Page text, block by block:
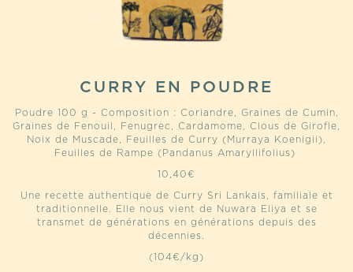
CURRY EN POUDRE
Poudre 100 g - Composition : Coriandre, Graines de Cumin,
Graines de Fenouil, Fenugrec, Cardamome, Clous de Girofle,
Noix de Muscade, Feuilles de Curry (Murraya Koenigii),
Feuilles de Rampe (Pandanus Amaryllifolius)
10,40€
Une recette authentique de Curry Sri Lankais, familiale et
traditionnelle. Elle nous vient de Nuwara Eliya et se
transmet de générations en générations depuis des
décennies.
(104€/kg)